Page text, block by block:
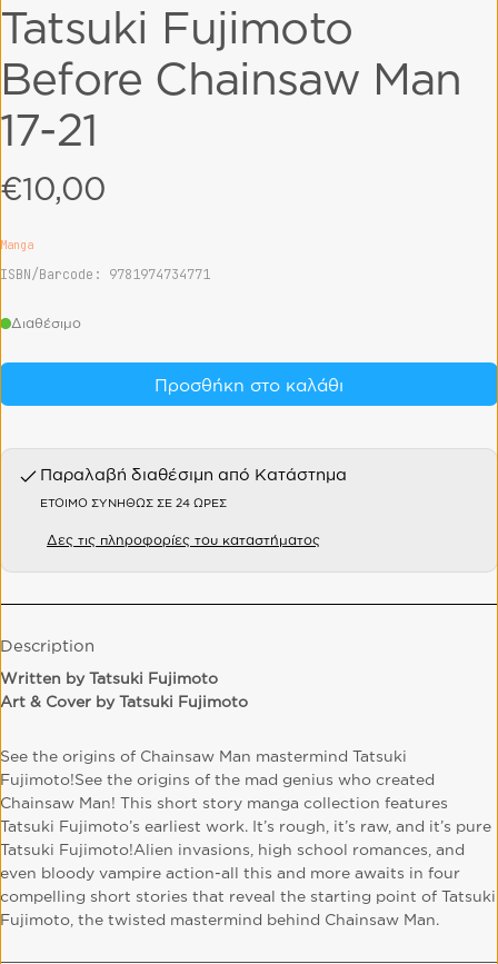
Tatsuki Fujimoto
Before Chainsaw Man
17-21
Regular price
€10,00
Manga
ISBN/Barcode: 9781974734771
Διαθέσιμο
Προσθήκη στο καλάθι
Παραλαβή διαθέσιμη από Κατάστημα
ΈΤΟΙΜΟ ΣΥΝΉΘΩΣ ΣΕ 24 ΏΡΕΣ
Δες τις πληροφορίες του καταστήματος
Description
Written by Tatsuki Fujimoto
Art & Cover by Tatsuki Fujimoto
See the origins of Chainsaw Man mastermind Tatsuki
Fujimoto!See the origins of the mad genius who created
Chainsaw Man! This short story manga collection features
Tatsuki Fujimoto’s earliest work. It’s rough, it’s raw, and it’s pure
Tatsuki Fujimoto!Alien invasions, high school romances, and
even bloody vampire action-all this and more awaits in four
compelling short stories that reveal the starting point of Tatsuki
Fujimoto, the twisted mastermind behind Chainsaw Man.